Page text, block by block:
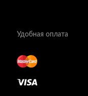
Удобная оплата